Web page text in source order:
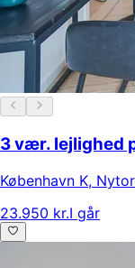
3 vær. lejlighed
København K,
23.950 kr.I går